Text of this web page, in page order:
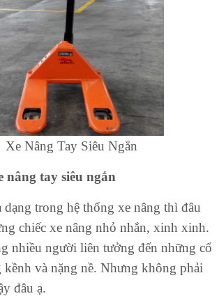
Nâng Tay Siêu Ngắn
nâng tay siêu ngắn
dạng trong hệ thống xe nâng thì đâu
chiếc xe nâng nhỏ nhắn, xinh xinh.
nhiều người liên tưởng đến những cổ
và nặng nề. Nhưng không phải
đâu ạ.